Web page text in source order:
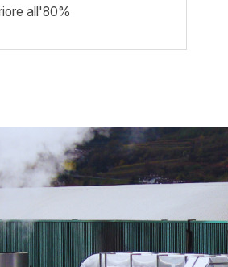
all'80%